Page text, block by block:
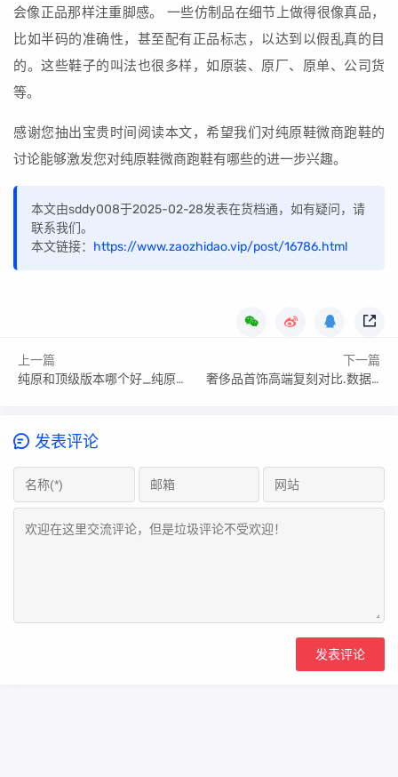
会像正品那样注重脚感。 一些仿制品在细节上做得很像真品，
比如半码的准确性，甚至配有正品标志，以达到以假乱真的目
的。这些鞋子的叫法也很多样，如原装、原厂、原单、公司货
等。
感谢您抽出宝贵时间阅读本文，希望我们对纯原鞋微商跑鞋的
讨论能够激发您对纯原鞋微商跑鞋有哪些的进一步兴趣。
本文由sddy008于2025-02-28发表在货档通，如有疑问，请
联系我们。
本文链接： https://www.zaozhidao.vip/post/16786.html
上一篇
纯原和顶级版本哪个好_纯原和顶级哪个更好
下一篇
奢侈品首饰高端复刻对比.数据公布
发表评论